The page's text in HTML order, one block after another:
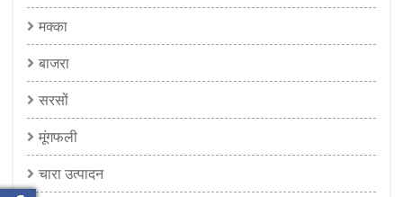
मक्का
बाजरा
सरसों
मूंगफली
चारा उत्पादन